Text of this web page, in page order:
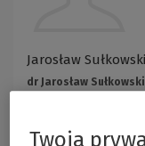
Jarosław Sułkowski
dr Jarosław Sułkowski
Twoja